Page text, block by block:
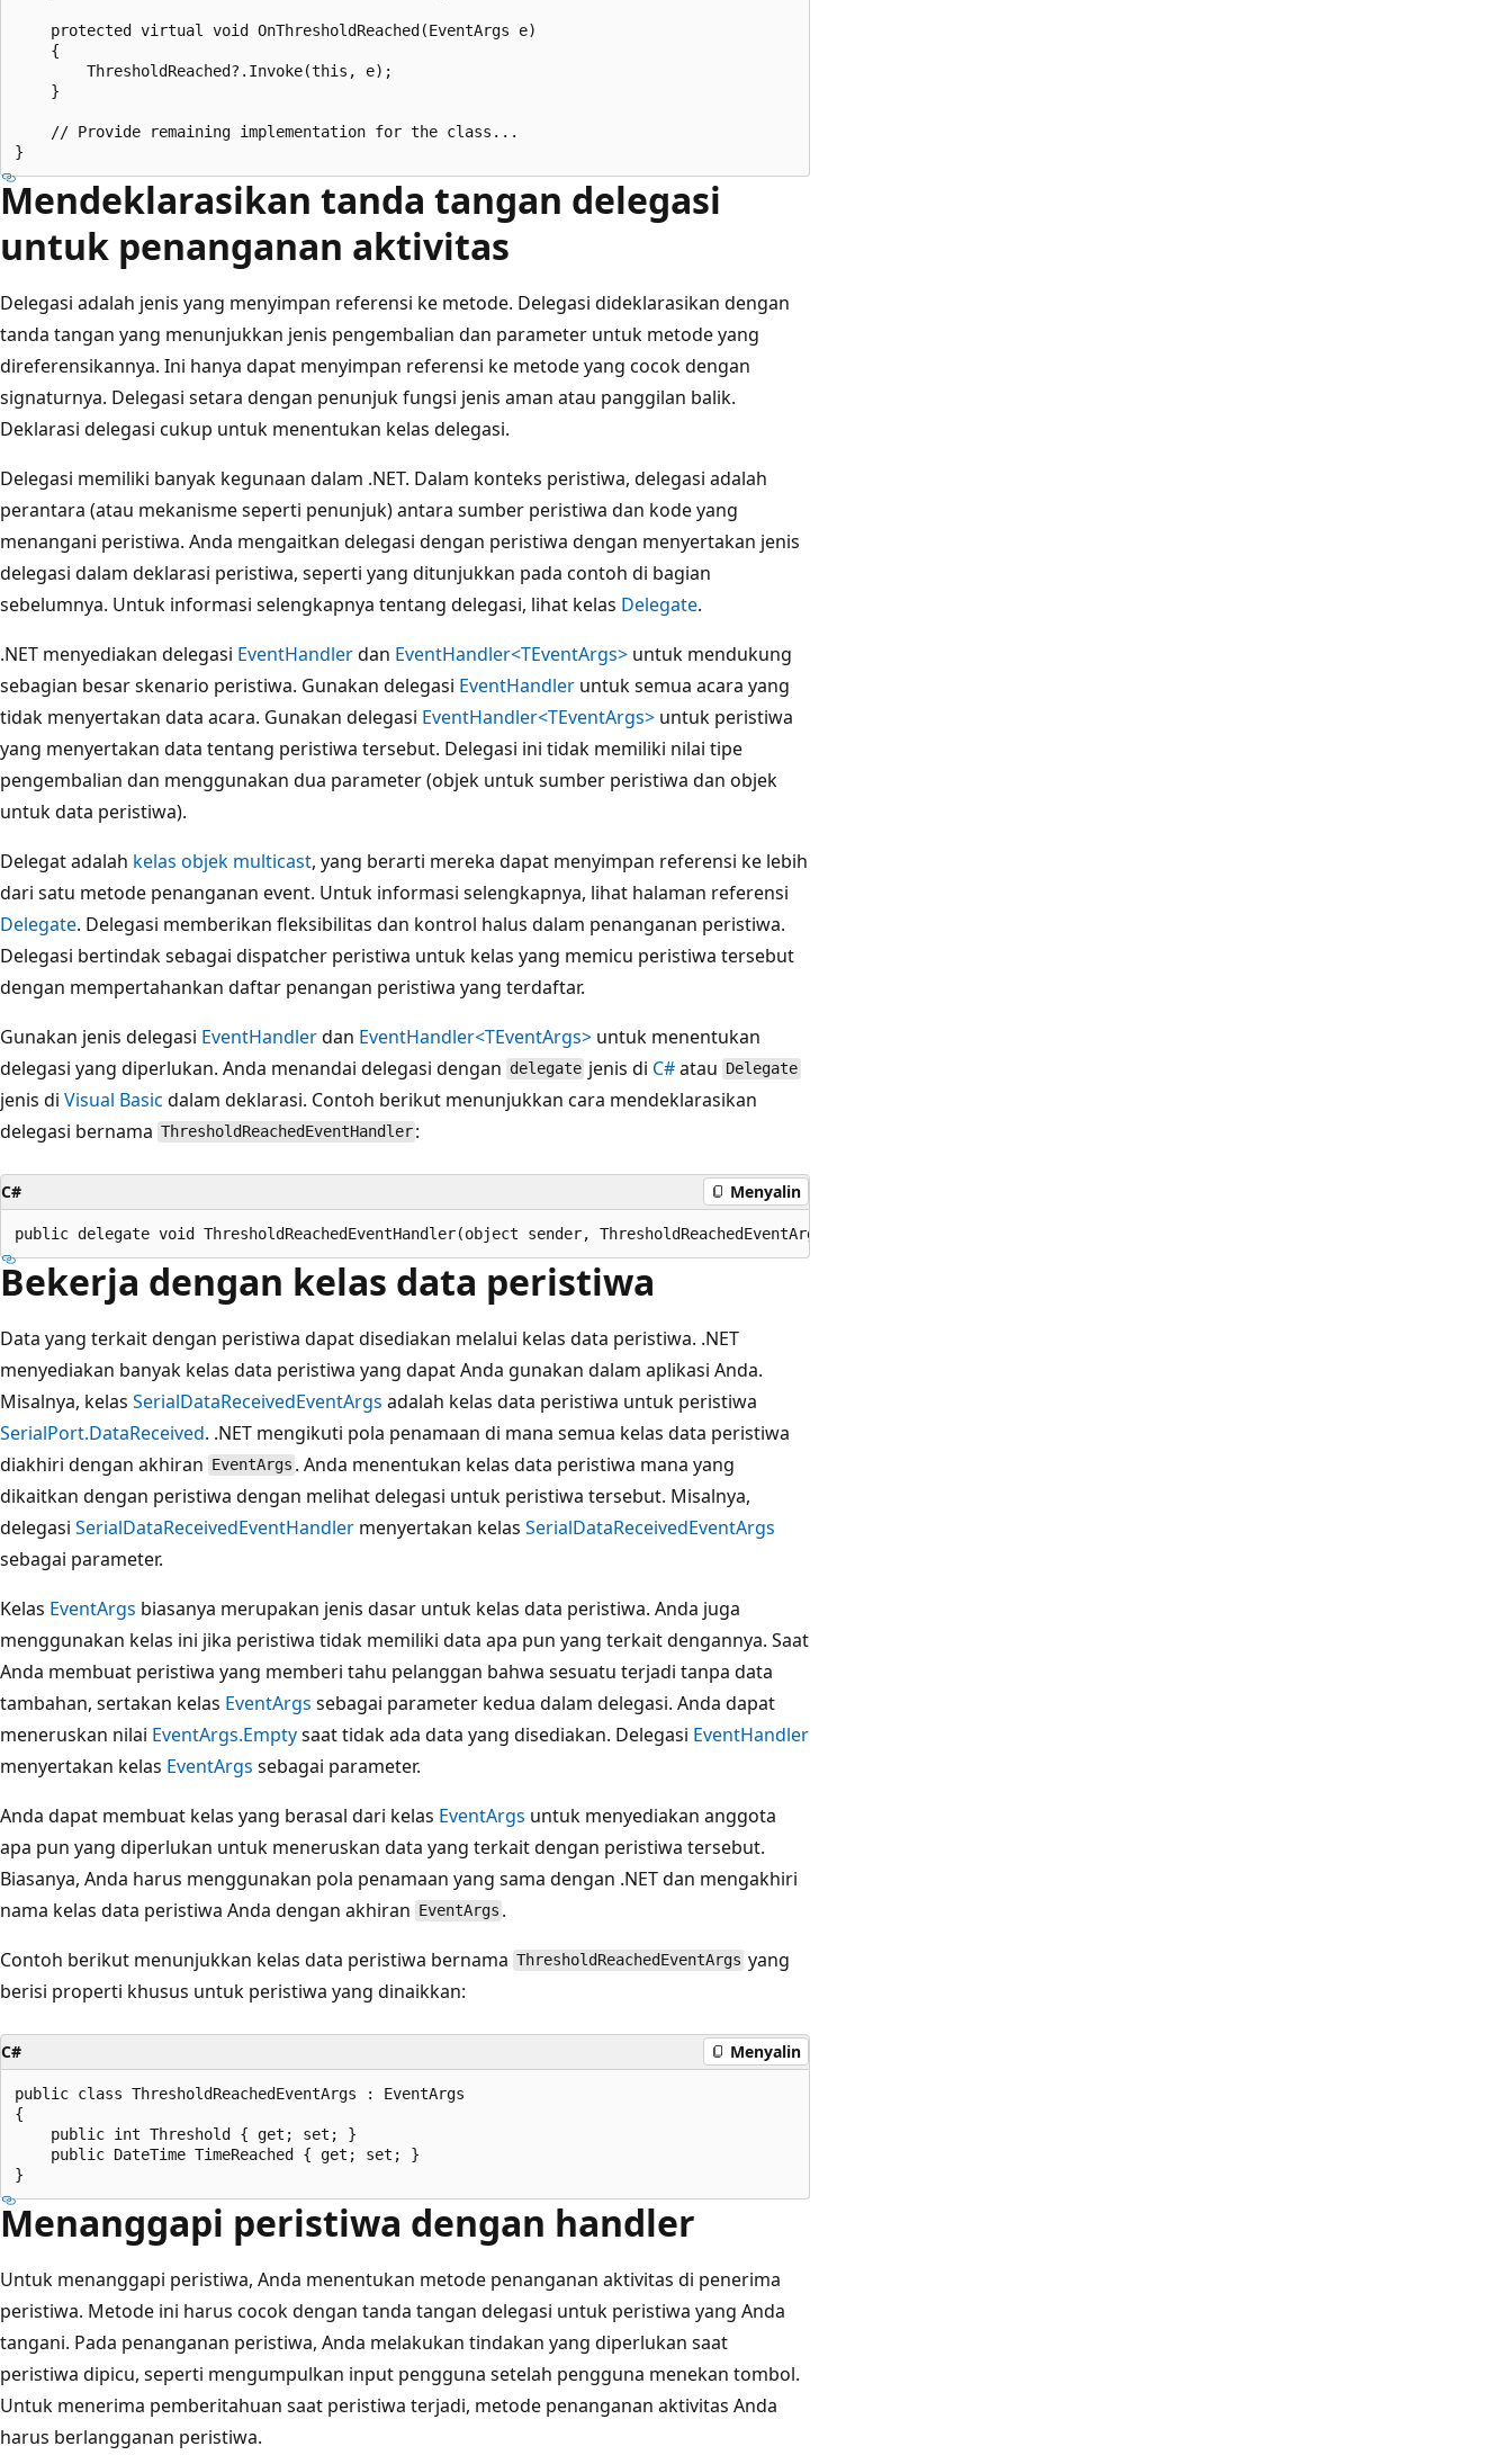
    protected virtual void OnThresholdReached(EventArgs e)
    {
        ThresholdReached?.Invoke(this, e);
    }
    // Provide remaining implementation for the class...
Mendeklarasikan tanda tangan delegasi
untuk penanganan aktivitas
Delegasi adalah jenis yang menyimpan referensi ke metode. Delegasi dideklarasikan dengan
tanda tangan yang menunjukkan jenis pengembalian dan parameter untuk metode yang
direferensikannya. Ini hanya dapat menyimpan referensi ke metode yang cocok dengan
signaturnya. Delegasi setara dengan penunjuk fungsi jenis aman atau panggilan balik.
Deklarasi delegasi cukup untuk menentukan kelas delegasi.
Delegasi memiliki banyak kegunaan dalam .NET. Dalam konteks peristiwa, delegasi adalah
perantara (atau mekanisme seperti penunjuk) antara sumber peristiwa dan kode yang
menangani peristiwa. Anda mengaitkan delegasi dengan peristiwa dengan menyertakan jenis
delegasi dalam deklarasi peristiwa, seperti yang ditunjukkan pada contoh di bagian
sebelumnya. Untuk informasi selengkapnya tentang delegasi, lihat kelas Delegate.
.NET menyediakan delegasi EventHandlerdan EventHandler<TEventArgs> untuk mendukung
sebagian besar skenario peristiwa. Gunakan delegasi EventHandler untuk semua acara yang
tidak menyertakan data acara. Gunakan delegasi EventHandler<TEventArgs> untuk peristiwa
yang menyertakan data tentang peristiwa tersebut. Delegasi ini tidak memiliki nilai tipe
pengembalian dan menggunakan dua parameter (objek untuk sumber peristiwa dan objek
untuk data peristiwa).
Delegat adalah kelas objek multicast, yang berarti mereka dapat menyimpan referensi ke lebih
dari satu metode penanganan event. Untuk informasi selengkapnya, lihat halaman referensi
Delegate. Delegasi memberikan fleksibilitas dan kontrol halus dalam penanganan peristiwa.
Delegasi bertindak sebagai dispatcher peristiwa untuk kelas yang memicu peristiwa tersebut
dengan mempertahankan daftar penangan peristiwa yang terdaftar.
Gunakan jenis delegasi EventHandlerdan EventHandler<TEventArgs> untuk menentukan
delegasi yang diperlukan. Anda menandai delegasi dengan delegate jenis di C#atau Delegate
jenis di Visual Basic dalam deklarasi. Contoh berikut menunjukkan cara mendeklarasikan
delegasi bernama ThresholdReachedEventHandler :
C# Menyalin
Bekerja dengan kelas data peristiwa
Data yang terkait dengan peristiwa dapat disediakan melalui kelas data peristiwa. .NET
menyediakan banyak kelas data peristiwa yang dapat Anda gunakan dalam aplikasi Anda.
Misalnya, kelas SerialDataReceivedEventArgs adalah kelas data peristiwa untuk peristiwa
SerialPort.DataReceived. .NET mengikuti pola penamaan di mana semua kelas data peristiwa
diakhiri dengan akhiran EventArgs . Anda menentukan kelas data peristiwa mana yang
dikaitkan dengan peristiwa dengan melihat delegasi untuk peristiwa tersebut. Misalnya,
delegasi SerialDataReceivedEventHandler menyertakan kelas SerialDataReceivedEventArgs
sebagai parameter.
Kelas EventArgs biasanya merupakan jenis dasar untuk kelas data peristiwa. Anda juga
menggunakan kelas ini jika peristiwa tidak memiliki data apa pun yang terkait dengannya. Saat
Anda membuat peristiwa yang memberi tahu pelanggan bahwa sesuatu terjadi tanpa data
tambahan, sertakan kelas EventArgs sebagai parameter kedua dalam delegasi. Anda dapat
meneruskan nilai EventArgs.Emptysaat tidak ada data yang disediakan. Delegasi EventHandler
menyertakan kelas EventArgs sebagai parameter.
Anda dapat membuat kelas yang berasal dari kelas EventArgs untuk menyediakan anggota
apa pun yang diperlukan untuk meneruskan data yang terkait dengan peristiwa tersebut.
Biasanya, Anda harus menggunakan pola penamaan yang sama dengan .NET dan mengakhiri
nama kelas data peristiwa Anda dengan akhiran EventArgs .
Contoh berikut menunjukkan kelas data peristiwa bernama ThresholdReachedEventArgs yang
berisi properti khusus untuk peristiwa yang dinaikkan:
C# Menyalin
public class ThresholdReachedEventArgs : EventArgs
{
    public int Threshold { get; set; }
    public DateTime TimeReached { get; set; }
Menanggapi peristiwa dengan handler
Untuk menanggapi peristiwa, Anda menentukan metode penanganan aktivitas di penerima
peristiwa. Metode ini harus cocok dengan tanda tangan delegasi untuk peristiwa yang Anda
tangani. Pada penanganan peristiwa, Anda melakukan tindakan yang diperlukan saat
peristiwa dipicu, seperti mengumpulkan input pengguna setelah pengguna menekan tombol.
Untuk menerima pemberitahuan saat peristiwa terjadi, metode penanganan aktivitas Anda
harus berlangganan peristiwa.